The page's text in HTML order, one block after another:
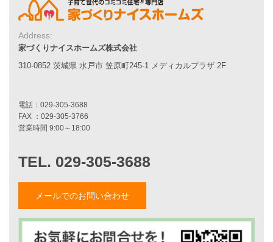
家づくりナイスホームズの家づくり
エコハウス
耐震性能
家づくりの流れ
アフターメンテナンス
リフォームをお考えの方へ
家づくりストーリー
お客様の声
家づくりナイスホームズについて
Address:
家づくりナイスホームズ株式会社
310-0852 茨城県 水戸市 笠原町245-1 メディカルプラザ 2F
メールでのお問い合わせ